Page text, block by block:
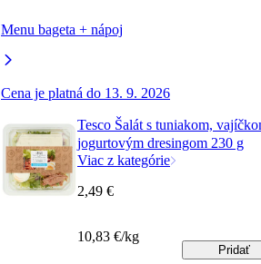
Menu bageta + nápoj
Cena je platná do 13. 9. 2026
Tesco Šalát s tuniakom,
jogurtovým dresingom 230 g
Viac z kategórie
2,49 €
10,83 €/kg
Pridať